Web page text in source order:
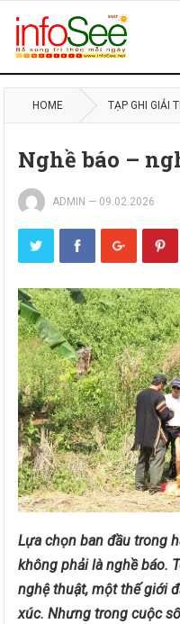
HOME TẠP GHI GIẢI
Nghề báo –
ADMIN — 09.02.2026
Lựa chọn ban đầu trong
không phải là nghề báo.
nghệ thuật, một thế giới
xúc. Nhưng trong cuộc